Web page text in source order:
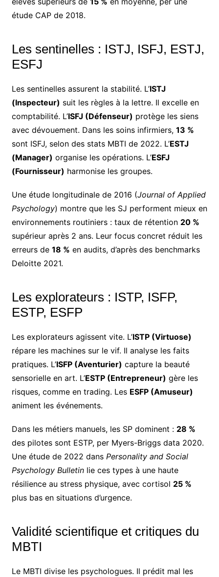
étude CAP de 2018.
Les sentinelles : ISTJ, ISFJ, ESTJ,
ESFJ
Les sentinelles assurent la stabilité. L’ISTJ
(Inspecteur) suit les règles à la lettre. Il excelle en
comptabilité. L’ISFJ (Défenseur) protège les siens
avec dévouement. Dans les soins infirmiers, 13 %
sont ISFJ, selon des stats MBTI de 2022. L’ESTJ
(Manager) organise les opérations. L’ESFJ
(Fournisseur) harmonise les groupes.
Une étude longitudinale de 2016 (Journal of Applied
Psychology) montre que les SJ performent mieux en
environnements routiniers : taux de rétention 20 %
supérieur après 2 ans. Leur focus concret réduit les
erreurs de 18 % en audits, d’après des benchmarks
Deloitte 2021.
Les explorateurs : ISTP, ISFP,
ESTP, ESFP
Les explorateurs agissent vite. L’ISTP (Virtuose)
répare les machines sur le vif. Il analyse les faits
pratiques. L’ISFP (Aventurier) capture la beauté
sensorielle en art. L’ESTP (Entrepreneur) gère les
risques, comme en trading. Les ESFP (Amuseur)
animent les événements.
Dans les métiers manuels, les SP dominent : 28 %
des pilotes sont ESTP, per Myers-Briggs data 2020.
Une étude de 2022 dans Personality and Social
Psychology Bulletinlie ces types à une haute
résilience au stress physique, avec cortisol 25 %
plus bas en situations d’urgence.
Validité scientifique et critiques du
MBTI
Le MBTI divise les psychologues. Il prédit mal les